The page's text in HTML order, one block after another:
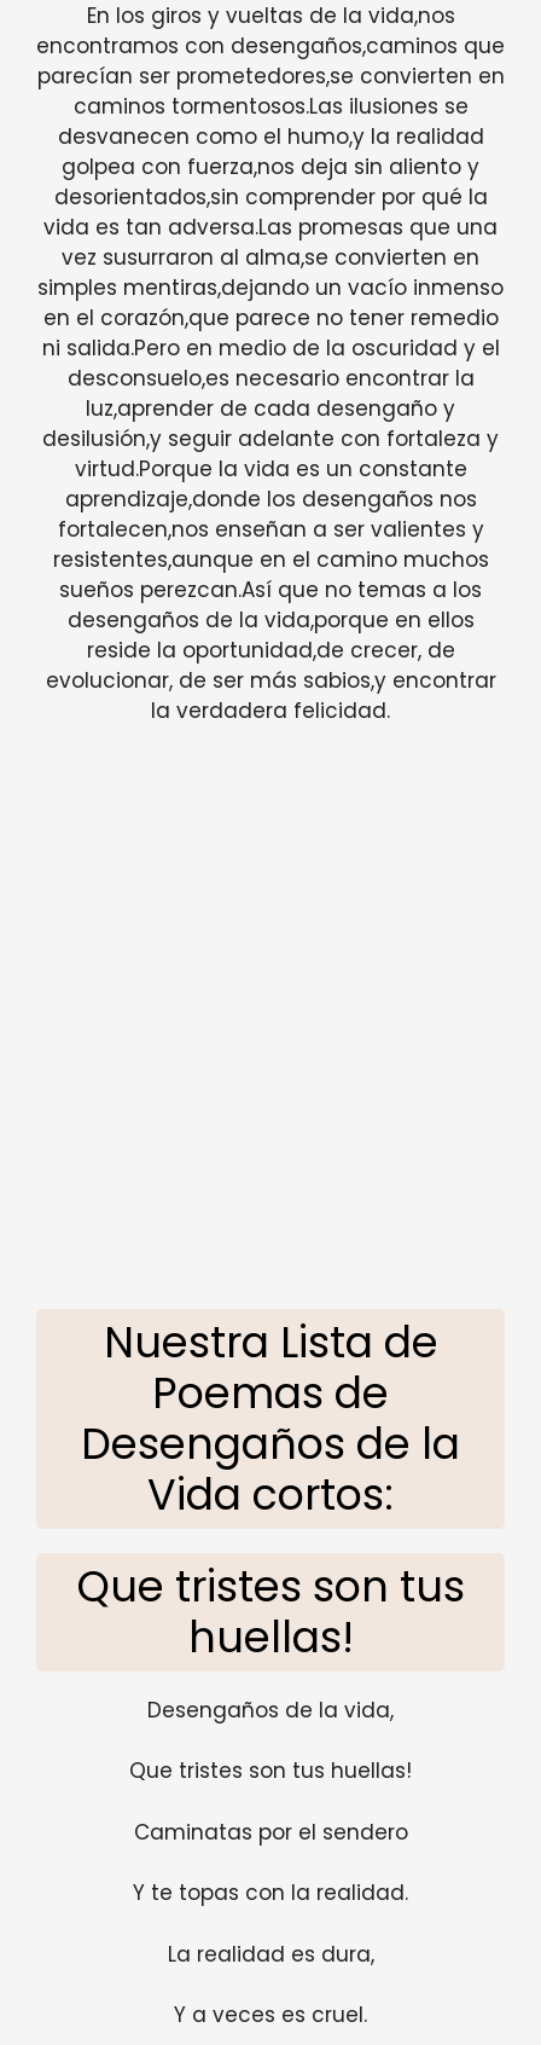
En los giros y vueltas de la vida,nos
encontramos con desengaños,caminos que
parecían ser prometedores,se convierten en
caminos tormentosos.Las ilusiones se
desvanecen como el humo,y la realidad
golpea con fuerza,nos deja sin aliento y
desorientados,sin comprender por qué la
vida es tan adversa.Las promesas que una
vez susurraron al alma,se convierten en
simples mentiras,dejando un vacío inmenso
en el corazón,que parece no tener remedio
ni salida.Pero en medio de la oscuridad y el
desconsuelo,es necesario encontrar la
luz,aprender de cada desengaño y
desilusión,y seguir adelante con fortaleza y
virtud.Porque la vida es un constante
aprendizaje,donde los desengaños nos
fortalecen,nos enseñan a ser valientes y
resistentes,aunque en el camino muchos
sueños perezcan.Así que no temas a los
desengaños de la vida,porque en ellos
reside la oportunidad,de crecer, de
evolucionar, de ser más sabios,y encontrar
la verdadera felicidad.
Nuestra Lista de
Poemas de
Desengaños de la
Vida cortos:
Que tristes son tus
huellas!
Desengaños de la vida,
Que tristes son tus huellas!
Caminatas por el sendero
Y te topas con la realidad.
La realidad es dura,
Y a veces es cruel.